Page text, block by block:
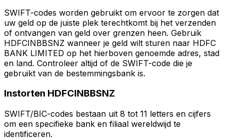
SWIFT-codes worden gebruikt om ervoor te zorgen dat
uw geld op de juiste plek terechtkomt bij het verzenden
of ontvangen van geld over grenzen heen. Gebruik
HDFCINBBSNZ wanneer je geld wilt sturen naar HDFC
BANK LIMITED op het hierboven genoemde adres, stad
en land. Controleer altijd of de SWIFT-code die je
gebruikt van de bestemmingsbank is.
Instorten HDFCINBBSNZ
SWIFT/BIC-codes bestaan uit 8 tot 11 letters en cijfers
om een specifieke bank en filiaal wereldwijd te
identificeren.